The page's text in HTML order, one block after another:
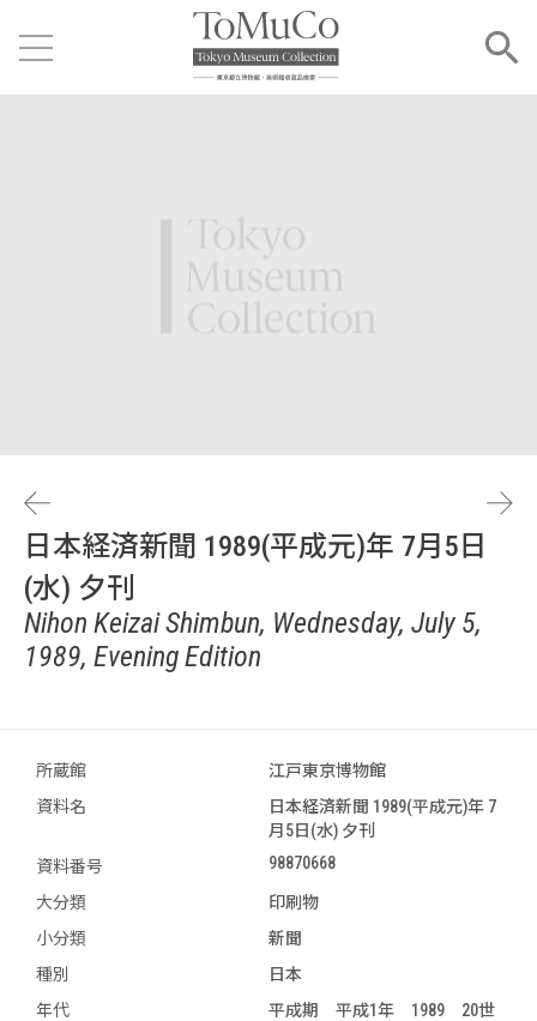
日本経済新聞 1989(平成元)年 7月5日
(水) 夕刊
Nihon Keizai Shimbun, Wednesday, July 5,
1989, Evening Edition
所蔵館
江戸東京博物館
資料名
日本経済新聞 1989(平成元)年 7
月5日(水) 夕刊
資料番号
98870668
大分類
印刷物
小分類
新聞
種別
日本
年代
平成期 平成1年 1989 20世